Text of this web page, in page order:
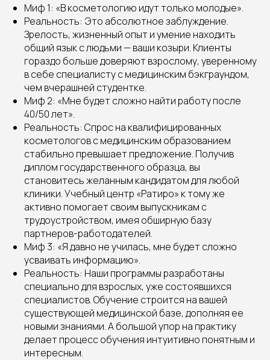
Миф 1: «В косметологию идут только молодые».
Реальность: Это абсолютное заблуждение.
Зрелость, жизненный опыт и умение находить
общий язык с людьми — ваши козыри. Клиенты
гораздо больше доверяют взрослому, уверенному
в себе специалисту с медицинским бэкграундом,
чем вчерашней студентке.
Миф 2: «Мне будет сложно найти работу после
40/50 лет».
Реальность: Спрос на квалифицированных
косметологов с медицинским образованием
стабильно превышает предложение. Получив
диплом государственного образца, вы
становитесь желанным кандидатом для любой
клиники. Учебный центр «Ратиро» к тому же
активно помогает своим выпускникам с
трудоустройством, имея обширную базу
партнеров-работодателей.
Миф 3: «Я давно не училась, мне будет сложно
усваивать информацию».
Реальность: Наши программы разработаны
специально для взрослых, уже состоявшихся
специалистов. Обучение строится на вашей
существующей медицинской базе, дополняя ее
новыми знаниями. А большой упор на практику
делает процесс обучения интуитивно понятным и
интересным.